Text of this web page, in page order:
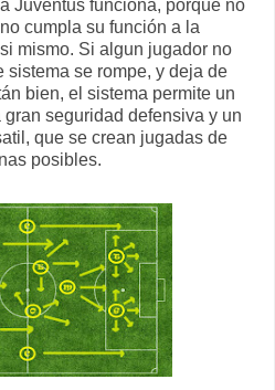
Juventus funciona, porque no
cumpla su función a la
mismo. Si algun jugador no
sistema se rompe, y deja de
bien, el sistema permite un
seguridad defensiva y un
que se crean jugadas de
posibles.